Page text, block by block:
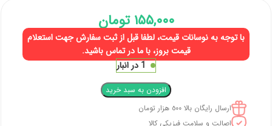
۱۵۵,۰۰۰ تومان
با توجه به نوسانات قیمت، لطفا قبل از ثبت سفارش جهت استعلام
قیمت بروز، با ما در تماس باشید.
1 در انبار
افزودن به سبد خرید
ارسال رایگان بالا ٥٠٠ هزار تومان
اصالت و سلامت فیزیکی کالا